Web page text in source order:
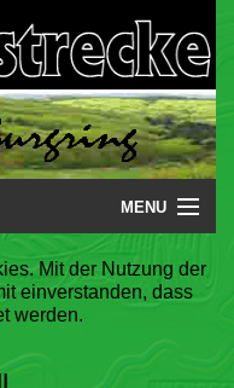
MENU
Mit der Nutzung der
einverstanden, dass
werden.